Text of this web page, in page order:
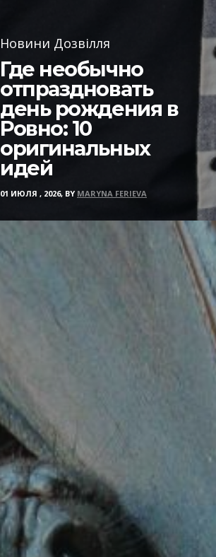
Новини Дозвілля
Где необычно
отпраздновать
день рождения в
Ровно: 10
оригинальных
идей
01 ИЮЛЯ , 2026, BY MARYNA FERIEVA